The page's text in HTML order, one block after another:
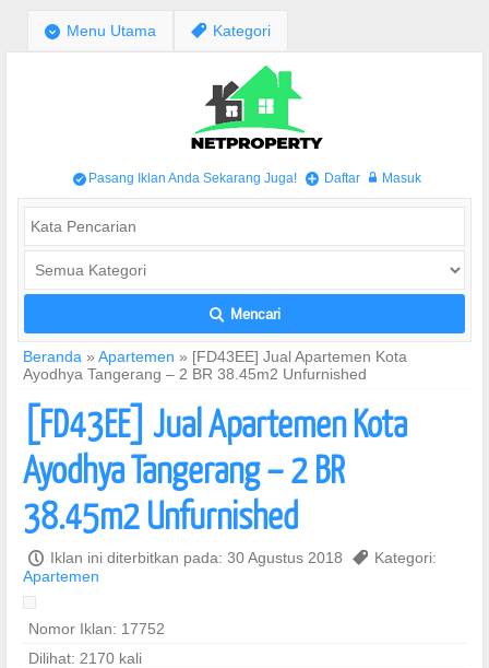
; Menu Utama , Kategori
/ Pasang Iklan Anda Sekarang Juga! + Daftar w Masuk
L Mencari
Beranda » Apartemen » [FD43EE] Jual Apartemen Kota
Ayodhya Tangerang – 2 BR 38.45m2 Unfurnished
[FD43EE] Jual Apartemen Kota
Ayodhya Tangerang – 2 BR
38.45m2 Unfurnished
P Iklan ini diterbitkan pada: 30 Agustus 2018 , Kategori:
Apartemen
Nomor Iklan: 17752
Dilihat: 2170 kali